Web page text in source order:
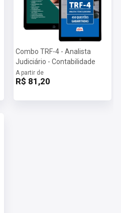
Combo TRF-4 - Analista
Judiciário - Contabilidade
A partir de
R$ 81,20